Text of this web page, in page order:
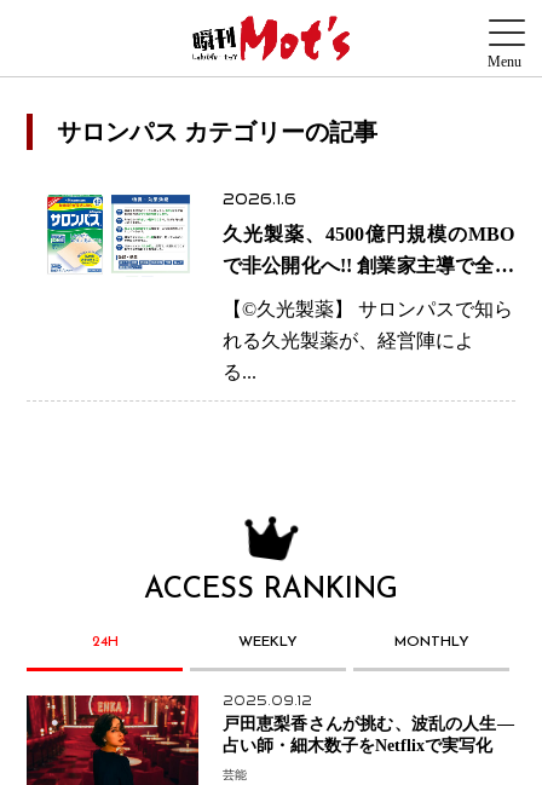
サロンパス カテゴリーの記事
2026.1.6
久光製薬、4500億円規模のMBO
で非公開化へ!! 創業家主導で全株
取得、成長投資に経営の自由度確
保
【©️久光製薬】 サロンパスで知ら
れる久光製薬が、経営陣によ
る...
ACCESS RANKING
24H WEEKLY MONTHLY
2025.09.12
戸田恵梨香さんが挑む、波乱の人生―
占い師・細木数子をNetflixで実写化
芸能